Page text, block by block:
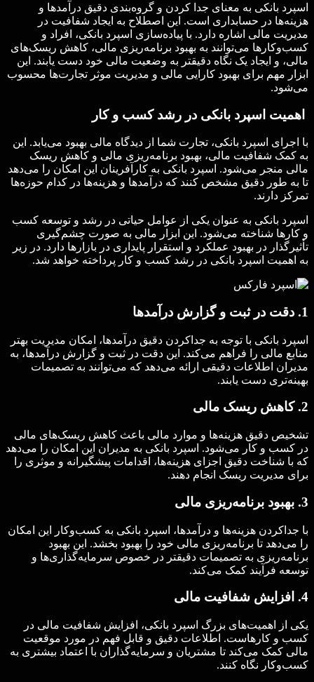
اسپرد بانکی به معنای جدا کردن و گروه‌بندی دقیق درآمدها و
هزینه‌ها در حسابداری است. این اصطلاح به ایجاد شفافیت در
مدیریت مالی اشاره دارد. با پیاده‌سازی اسپرد بانکی، افراد و
کسب‌وکارها می‌توانند به بهبود برنامه‌ریزی مالی، کاهش ریسک‌های
مالی، و ایجاد یک نگاه دقیقتر به وضعیت مالی خود دست یابند. این
ابزار مهم برای بهبود کارایی مالی و مدیریت موثر تجارت‌ها محسوب
می‌شود.
اهمیت اسپرد بانکی در رشد کسب و کار
با اجرای اسپرد بانکی، تجارت شما از دیدگاه مالی بهبود می‌یابد. این
به کمک شفافیت مالی، بهبود برنامه‌ریزی مالی و کاهش ریسک
مالی منجر می‌شود. اسپرد بانکی به کارآفرینان این امکان را می‌دهد
تا به طور دقیق مشخص کنند که درآمدها و هزینه‌ها در کدام حوزه‌ها
تمرکز دارند.
اسپرد بانکی به عنوان یکی از عوامل حیاتی در رشد و توسعه کسب
و کارها شناخته می‌شود. این ابزار مالی به صورت چشم‌گیری
تأثیرگذار در بهبود عملکرد و استقرار پایداری در بازارها دارد. در زیر
به اهمیت اسپرد بانکی در رشد کسب و کار پرداخته خواهد شد.
1. دقت در ثبت و گزارش درآمدها
اسپرد بانکی با توجه به جداکردن دقیق درآمدها، امکان مدیریت بهتر
منابع مالی را فراهم می‌کند. این دقت در ثبت و گزارش درآمدها، به
مدیران اطلاعات دقیقی ارائه می‌دهد که می‌توانند به تصمیمات
بهینه‌تری دست یابند.
2. کاهش ریسک مالی
تشخیص دقیق هزینه‌ها و موارد مالی باعث کاهش ریسک‌های مالی
در کسب و کار می‌شود. اسپرد بانکی به مدیران این امکان را می‌دهد
که با شناخت دقیق اجزای هزینه‌ها، اقدامات پیشگیرانه و موثری را
برای مدیریت ریسک انجام دهند.
3. بهبود برنامه‌ریزی مالی
با جداکردن هزینه‌ها و درآمدها، اسپرد بانکی به کسب‌وکار این امکان
را می‌دهد تا برنامه‌ریزی مالی خود را بهبود بخشد. این بهبود
برنامه‌ریزی به تصمیمات دقیقتر در خصوص سرمایه‌گذاری‌ها و
توسعه فرآیند کمک می‌کند.
4. افزایش شفافیت مالی
یکی از اهمیت‌های بزرگ اسپرد بانکی، افزایش شفافیت مالی در
کسب و کارهاست. اطلاعات دقیق و قابل فهم در مورد موقعیت
مالی کمک می‌کند تا مشتریان و سرمایه‌گذاران با اعتماد بیشتری به
کسب‌وکار نگاه کنند.